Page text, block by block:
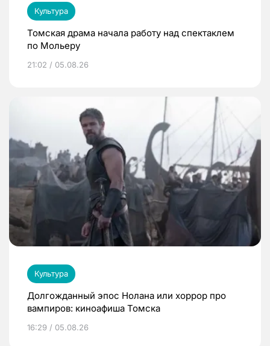
Культура
Томская драма начала работу над спектаклем
по Мольеру
21:02 / 05.08.26
Культура
Долгожданный эпос Нолана или хоррор про
вампиров: киноафиша Томска
16:29 / 05.08.26